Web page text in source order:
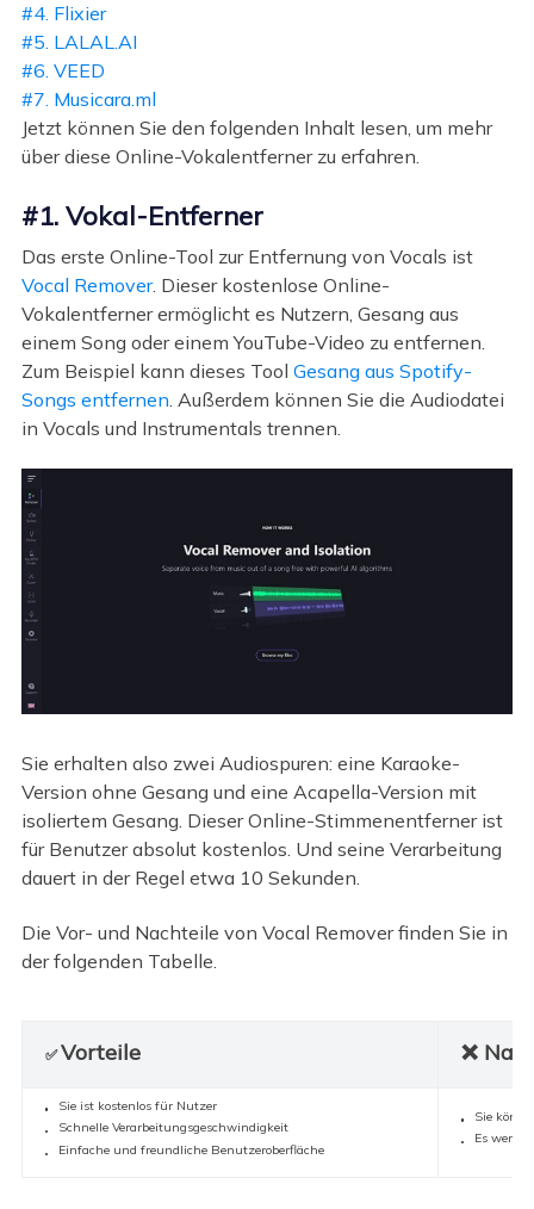
#4. Flixier
#5. LALAL.AI
#6. VEED
#7. Musicara.ml
Jetzt können Sie den folgenden Inhalt lesen, um mehr
über diese Online-Vokalentferner zu erfahren.
#1. Vokal-Entferner
Das erste Online-Tool zur Entfernung von Vocals ist
Vocal Remover. Dieser kostenlose Online-
Vokalentferner ermöglicht es Nutzern, Gesang aus
einem Song oder einem YouTube-Video zu entfernen.
Zum Beispiel kann dieses Tool Gesang aus Spotify-
Songs entfernen . Außerdem können Sie die Audiodatei
in Vocals und Instrumentals trennen.
Sie erhalten also zwei Audiospuren: eine Karaoke-
Version ohne Gesang und eine Acapella-Version mit
isoliertem Gesang. Dieser Online-Stimmenentferner ist
für Benutzer absolut kostenlos. Und seine Verarbeitung
dauert in der Regel etwa 10 Sekunden.
Die Vor- und Nachteile von Vocal Remover finden Sie in
der folgenden Tabelle.
✅Vorteile ❌
Sie ist kostenlos für Nutzer
Schnelle Verarbeitungsgeschwindigkeit
Einfache und freundliche Benutzeroberfläche
Sie
Es